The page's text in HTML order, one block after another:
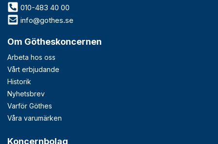
010-483 40 00
info@gothes.se
Om Götheskoncernen
Arbeta hos oss
Vårt erbjudande
Historik
Nyhetsbrev
Varför Göthes
Våra varumärken
Koncernbolag